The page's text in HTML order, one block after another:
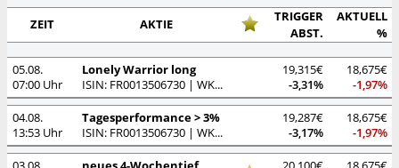
ZEIT AKTIE TRIGGER
AKTUELL
ABST.
%
05.08.
07:00 Uhr
Lonely Warrior long 19,315€
18,675€
ISIN: FR0013506730 | WKN: A2P22Y
-3,31% -1,97%
04.08.
13:53 Uhr
Tagesperformance > 3% 19,287€
18,675€
ISIN: FR0013506730 | WKN: A2P22Y
-3,17% -1,97%